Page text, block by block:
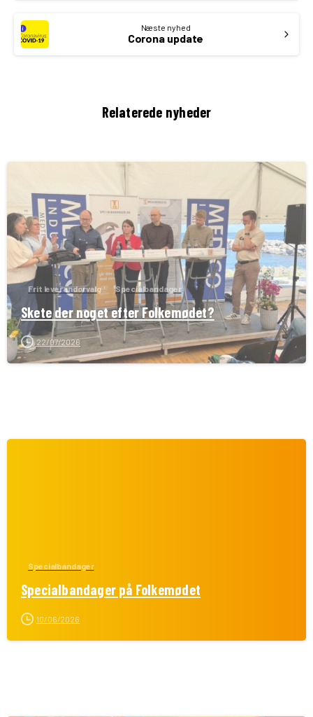
Næste nyhed
Corona update
Relaterede nyheder
Frit leverandørvalg Specialbandager
Skete der noget efter Folkemødet?
22/07/2026
Specialbandager
Specialbandager på Folkemødet
10/06/2026